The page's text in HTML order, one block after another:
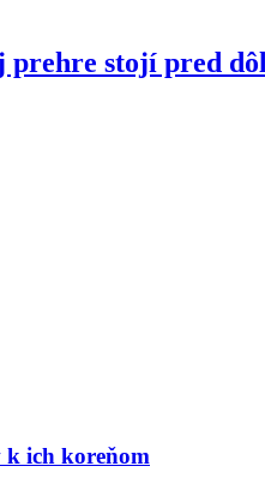
stojí pred
ich koreňom